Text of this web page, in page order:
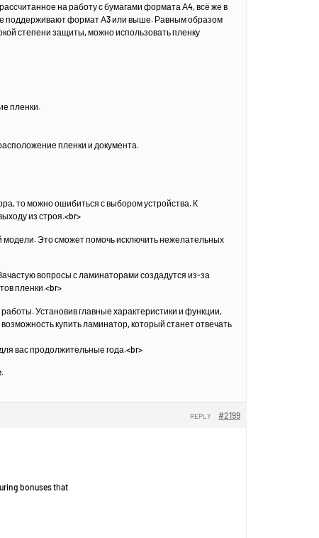
на работу с бумагами формата А4, всё же в
поддерживают формат А3 или выше. Равным образом
степени защиты, можно использовать пленку
пленки.
пленки и документа.
то можно ошибиться с выбором устройства. К
из строя.<br>
модели. Это сможет помочь исключить нежелательных
вопросы с ламинаторами создадутся из-за
пленки.<br>
Установив главные характеристики и функции,
купить ламинатор, который станет отвечать
вас продолжительные года.<br>
#2199
REPLY
bonuses tһat